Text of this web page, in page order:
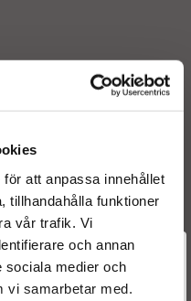
att anpassa innehållet
tillhandahålla funktioner
vår trafik. Vi
och annan
sociala medier och
vi samarbetar med.
BENZ
BENZtill